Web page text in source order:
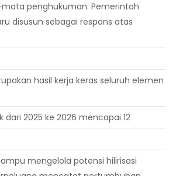
penghukuman. Pemerintah
disusun sebagai respons atas
hasil kerja keras seluruh elemen
dari 2025 ke 2026 mencapai 12
mengelola potensi hilirisasi